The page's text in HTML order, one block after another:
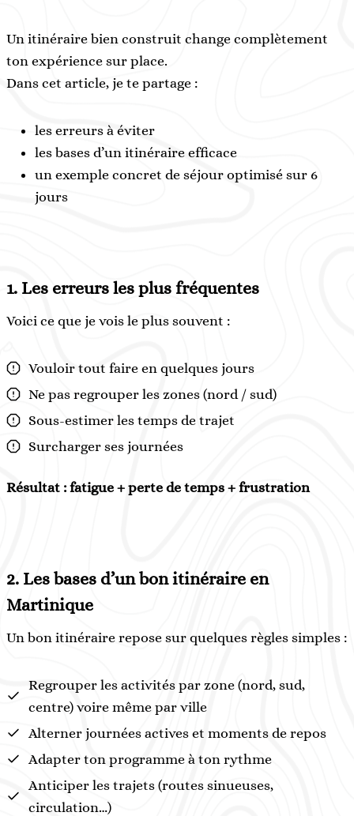
Un itinéraire bien construit change complètement
ton expérience sur place.
Dans cet article, je te partage :
les erreurs à éviter
les bases d’un itinéraire efficace
un exemple concret de séjour optimisé sur 6
jours
1. Les erreurs les plus fréquentes
Voici ce que je vois le plus souvent :
Vouloir tout faire en quelques jours
Ne pas regrouper les zones (nord / sud)
Sous-estimer les temps de trajet
Surcharger ses journées
Résultat : fatigue + perte de temps + frustration
2. Les bases d’un bon itinéraire en
Martinique
Un bon itinéraire repose sur quelques règles simples :
Regrouper les activités par zone (nord, sud,
centre) voire même par ville
Alterner journées actives et moments de repos
Adapter ton programme à ton rythme
Anticiper les trajets (routes sinueuses,
circulation…)